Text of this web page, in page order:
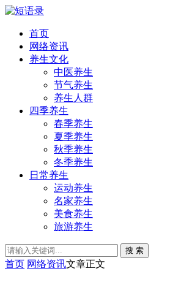
首页
网络资讯
养生文化
中医养生
节气养生
养生人群
四季养生
春季养生
夏季养生
秋季养生
冬季养生
日常养生
运动养生
名家养生
美食养生
旅游养生
搜 索
首页 网络资讯文章正文